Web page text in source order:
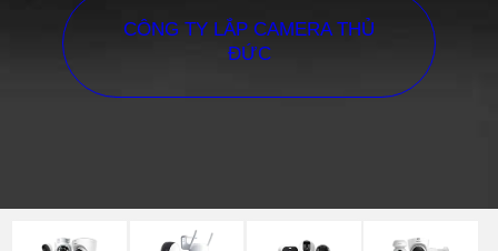
CÔNG TY LẮP CAMERA THỦ
ĐỨC